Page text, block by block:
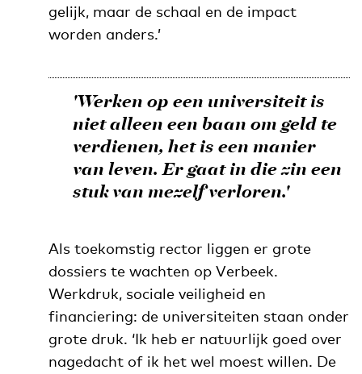
gelijk, maar de schaal en de impact
worden anders.’
'Werken op een universiteit is
niet alleen een baan om geld te
verdienen, het is een manier
van leven. Er gaat in die zin een
stuk van mezelf verloren.'
Als toekomstig rector liggen er grote
dossiers te wachten op Verbeek.
Werkdruk, sociale veiligheid en
financiering: de universiteiten staan onder
grote druk. ‘Ik heb er natuurlijk goed over
nagedacht of ik het wel moest willen. De